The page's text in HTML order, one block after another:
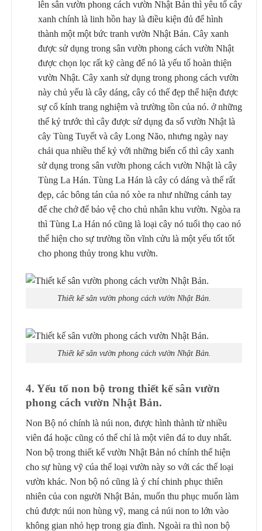
lên sân vườn phong cách vườn Nhật Bản thì yêu tố cây
xanh chính là linh hồn hay là điều kiện đủ để hình
thành một một bức tranh vườn Nhật Bản. Cây xanh
được sử dụng trong sân vườn phong cách vườn Nhật
được chọn lọc rất kỹ càng để nó là yếu tố hoàn thiện
vườn Nhật. Cây xanh sử dụng trong phong cách vườn
này chủ yếu là cây dáng, cây có thế đẹp thể hiện được
sự cổ kính trang nghiệm và trường tồn của nó. ở những
thế kỷ trước thì cây được sử dụng đa số vườn Nhật là
cây Tùng Tuyết và cây Long Não, nhưng ngày nay
chải qua nhiều thế kỷ với những biến cố thì cây xanh
sử dụng trong sân vườn phong cách vườn Nhật là cây
Tùng La Hán. Tùng La Hán là cây có dáng và thế rất
đẹp, các bông tán của nó xòe ra như những cánh tay
để che chở để bảo vệ cho chủ nhân khu vườn. Ngòa ra
thì Tùng La Hán nó cũng là loại cây nó tuổi thọ cao nó
thể hiện cho sự trường tồn vĩnh cửu là một yếu tốt tốt
cho phong thủy trong khu vườn.
Thiết kế sân vườn phong cách vườn Nhật Bản.
Thiết kế sân vườn phong cách vườn Nhật Bản.
4. Yếu tố non bộ trong thiết kế sân vườn
phong cách vườn Nhật Bản.
Non Bộ nó chính là núi non, được hình thành từ nhiều
viên đá hoặc cũng có thể chỉ là một viên đá to duy nhất.
Non bộ trong thiết kế vườn Nhật Bản nó chính thể hiện
cho sự hùng vỹ cúa thể loại vườn này so với các thể loại
vườn khác. Non bộ nó cũng là ý chí chinh phục thiên
nhiên của con người Nhật Bản, muốn thu phục muốn làm
chủ được núi non hùng vỹ, mang cả núi non to lớn vào
không gian nhỏ hẹp trong gia đình. Ngoài ra thì non bộ